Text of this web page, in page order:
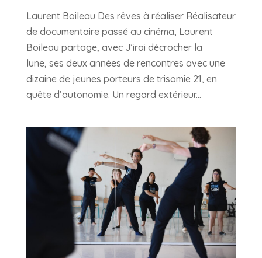
Laurent Boileau Des rêves à réaliser Réalisateur
de documentaire passé au cinéma, Laurent
Boileau partage, avec J’irai décrocher la
lune, ses deux années de rencontres avec une
dizaine de jeunes porteurs de trisomie 21, en
quête d’autonomie. Un regard extérieur...